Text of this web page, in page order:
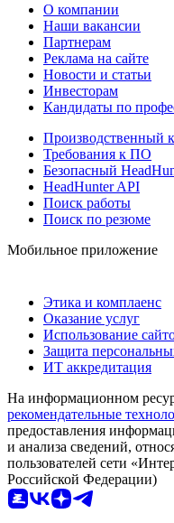
О компании
Наши вакансии
Партнерам
Реклама на сайте
Новости и статьи
Инвесторам
Кандидаты по
Производственный
Требования к ПО
Безопасный
HeadHunter API
Поиск работы
Поиск по резюме
Мобильное приложение
Этика и комплаенс
Оказание услуг
Использование
Защита
ИТ аккредитация
На информационном
рекомендательные
предоставления
и анализа сведений,
пользователей сети
Российской Федерации)